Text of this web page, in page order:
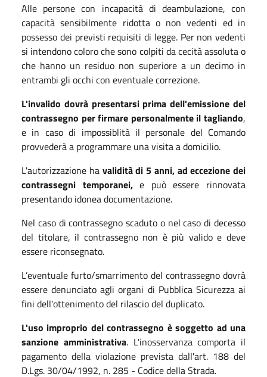
Alle persone con incapacità di deambulazione, con
capacità sensibilmente ridotta o non vedenti ed in
possesso dei previsti requisiti di legge. Per non vedenti
si intendono coloro che sono colpiti da cecità assoluta o
che hanno un residuo non superiore a un decimo in
entrambi gli occhi con eventuale correzione.
L'invalido dovrà presentarsi prima dell'emissione del
contrassegno per firmare personalmente il tagliando,
e in caso di impossiblità il personale del Comando
provvederà a programmare una visita a domicilio.
L'autorizzazione ha validità di 5 anni, ad eccezione dei
contrassegni temporanei,e può essere rinnovata
presentando idonea documentazione.
Nel caso di contrassegno scaduto o nel caso di decesso
del titolare, il contrassegno non è più valido e deve
essere riconsegnato.
L’eventuale furto/smarrimento del contrassegno dovrà
essere denunciato agli organi di Pubblica Sicurezza ai
fini dell'ottenimento del rilascio del duplicato.
L'uso improprio del contrassegno è soggetto ad una
sanzione amministrativa. L'inosservanza comporta il
pagamento della violazione prevista dall'art. 188 del
D.Lgs. 30/04/1992, n. 285 - Codice della Strada.